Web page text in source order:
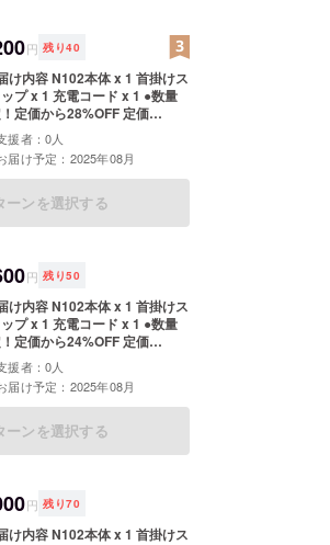
円 残り40
け内容 N102本体 x 1 首掛けス
プ x 1 充電コード x 1 ●数量
定価から28%OFF 定価
円（税込）→ 7,200円（税
※
状況、使用部材の供給状況、
程上の都合等により出荷時期
る場合があります。
援者：0人
届け予定：2025年08月
ーンを選択する
円 残り50
け内容 N102本体 x 1 首掛けス
プ x 1 充電コード x 1 ●数量
定価から24%OFF 定価
円（税込）→ 7,600円（税
※
状況、使用部材の供給状況、
程上の都合等により出荷時期
る場合があります。
援者：0人
届け予定：2025年08月
ーンを選択する
円 残り70
け内容 N102本体 x 1 首掛けス